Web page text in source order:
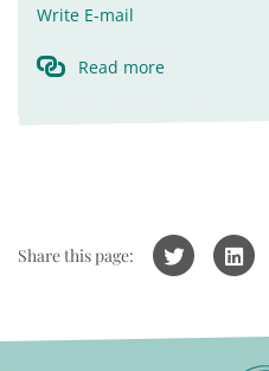
Write E-mail
Read more
Share this page: